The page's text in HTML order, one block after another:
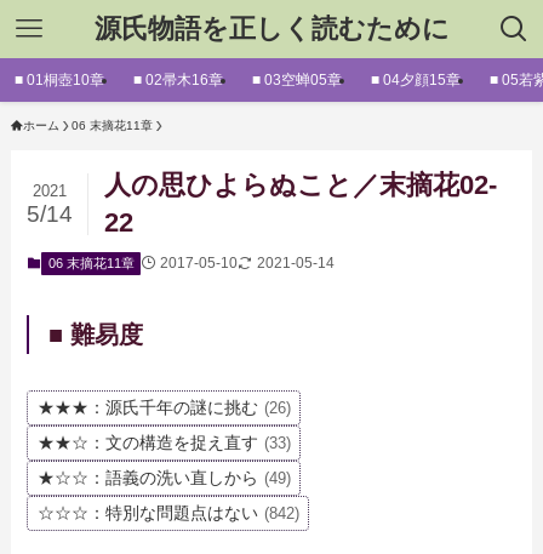
源氏物語を正しく読むために
■ 01桐壺10章 ■ 02帚木16章 ■ 03空蝉05章 ■ 04夕顔15章 ■ 05若
ホーム 06 末摘花11章
人の思ひよらぬこと／末摘花02-
22
2021
5/14
06 末摘花11章 2017-05-10 2021-05-14
■ 難易度
★★★：源氏千年の謎に挑む (26)
★★☆：文の構造を捉え直す (33)
★☆☆：語義の洗い直しから (49)
☆☆☆：特別な問題点はない (842)